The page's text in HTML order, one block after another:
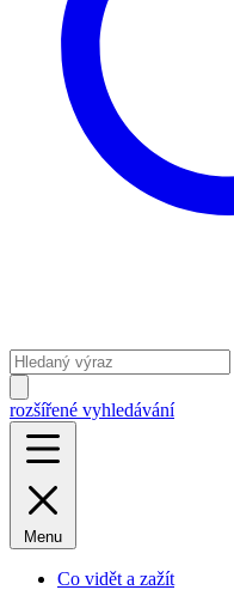
rozšířené vyhledávání
Menu
Co vidět a zažít